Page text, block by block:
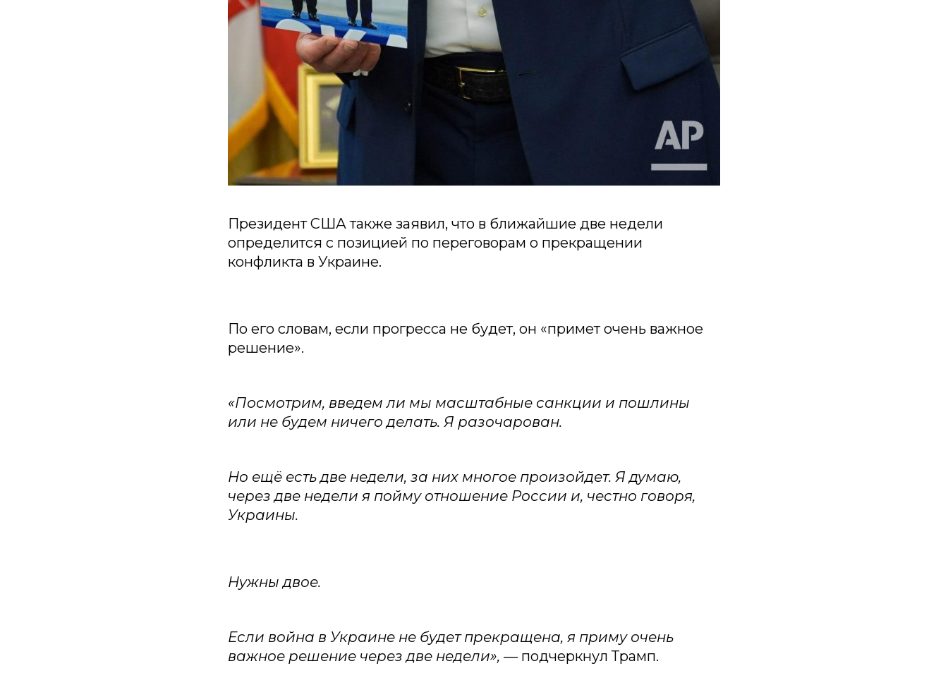
Президент США также заявил, что в ближайшие две недели
определится с позицией по переговорам о прекращении
конфликта в Украине.
По его словам, если прогресса не будет, он «примет очень важное
решение».
«Посмотрим, введем ли мы масштабные санкции и пошлины
или не будем ничего делать. Я разочарован.
Но ещё есть две недели, за них многое произойдет. Я думаю,
через две недели я пойму отношение России и, честно говоря,
Украины.
Нужны двое.
Если война в Украине не будет прекращена, я приму очень
важное решение через две недели», — подчеркнул Трамп.